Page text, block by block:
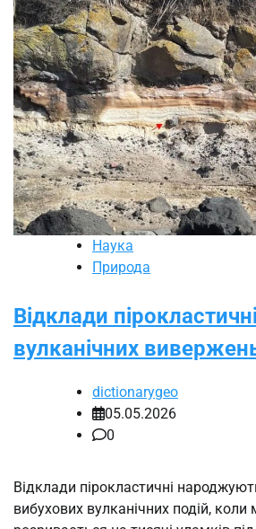
Наука
Природа
Відклади
вулканічних
dictionarygeo
05.05.2026
0
Відклади пірокластичні
вибухових вулканічних подій, коли